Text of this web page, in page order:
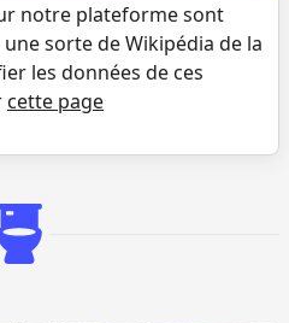
notre plateforme sont
sorte de Wikipédia de la
les données de ces
cette page